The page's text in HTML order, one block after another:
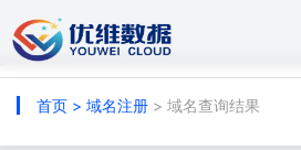
首页 > 域名注册 > 域名查询结果